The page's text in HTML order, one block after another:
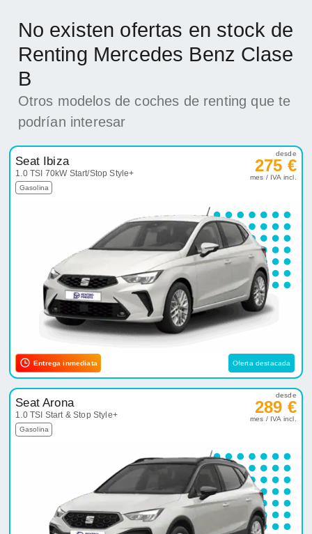
No existen ofertas en stock de
Renting Mercedes Benz Clase
B
Otros modelos de coches de renting que te
podrían interesar
Seat Ibiza
1.0 TSI 70kW Start/Stop Style+
Gasolina
desde
275 €
mes / IVA incl.
Entrega inmediata Oferta destacada
Seat Arona
1.0 TSI Start & Stop Style+
Gasolina
desde
289 €
mes / IVA incl.